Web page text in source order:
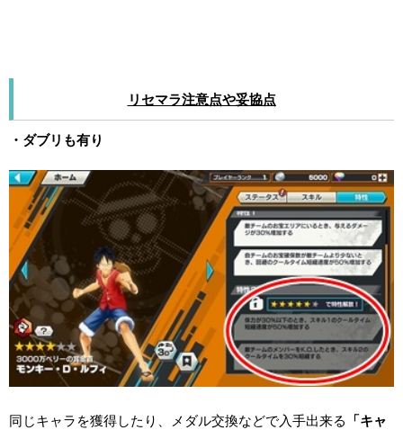
リセマラ注意点や妥協点
・ダブリも有り
同じキャラを獲得したり、メダル交換などで入手出来る
「キャ